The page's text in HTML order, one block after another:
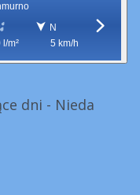
l/m²
N
5 km/h
dni - Nieda